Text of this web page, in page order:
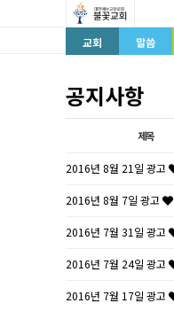
교회
말씀
공지사항
제목
2016년 8월 21일 광고
2016년 8월 7일 광고
2016년 7월 31일 광고
2016년 7월 24일 광고
2016년 7월 17일 광고